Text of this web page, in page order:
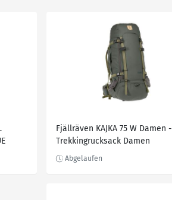
Fjällräven KAJKA 75 W Damen -
Trekkingrucksack Damen